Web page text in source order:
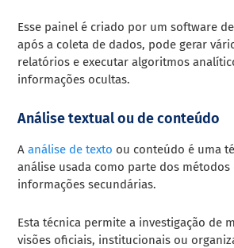
Esse painel é criado por um software
após a coleta de dados, pode gerar
relatórios e executar algoritmos
informações ocultas.
Análise textual ou de conteúdo
A análise de texto ou conteúdo é uma
análise usada como parte dos métodos
informações secundárias.
Esta técnica permite a investigação de
visões oficiais, institucionais ou